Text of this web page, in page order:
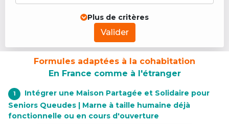
Plus de critères
Valider
Formules adaptées à la cohabitation
En France comme à l'étranger
1
Intégrer une Maison Partagée et Solidaire pour
Seniors Queudes | Marne à taille humaine déjà
fonctionnelle ou en cours d'ouverture